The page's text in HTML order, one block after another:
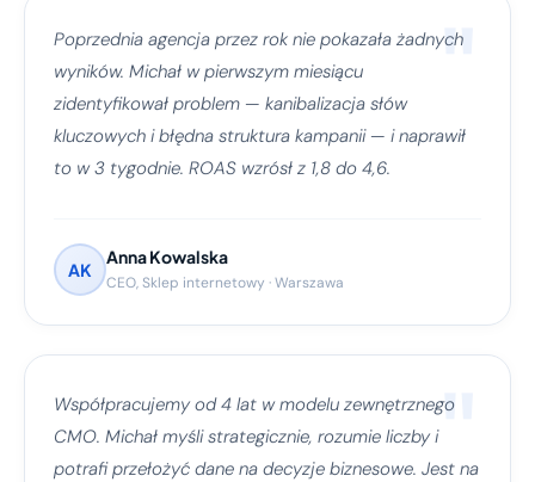
"
Poprzednia agencja przez rok nie pokazała żadnych
wyników. Michał w pierwszym miesiącu
zidentyfikował problem — kanibalizacja słów
kluczowych i błędna struktura kampanii — i naprawił
to w 3 tygodnie. ROAS wzrósł z 1,8 do 4,6.
AK
Anna Kowalska
CEO, Sklep internetowy · Warszawa
"
Współpracujemy od 4 lat w modelu zewnętrznego
CMO. Michał myśli strategicznie, rozumie liczby i
potrafi przełożyć dane na decyzje biznesowe. Jest na